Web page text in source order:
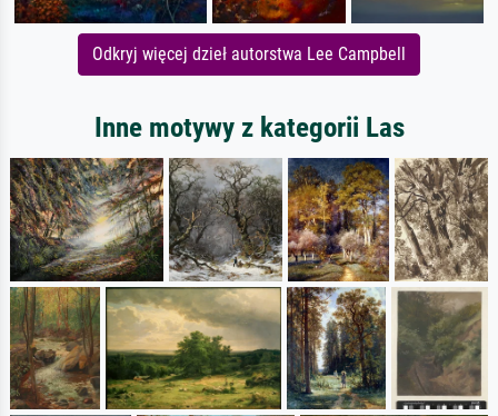
Odkryj więcej dzieł autorstwa Lee Campbell
Inne motywy z kategorii Las